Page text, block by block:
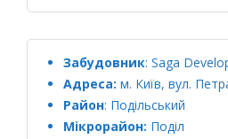
Забудовник: Saga
Адреса: м. Київ, вул.
Район: Подільський
Мікрорайон: Поділ